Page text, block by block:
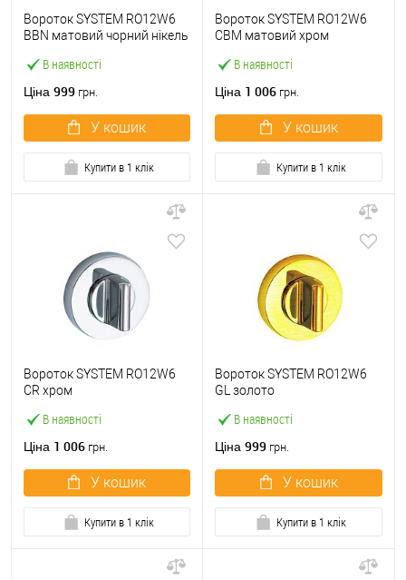
В наявності
Вороток SYSTEM RO12W6
BBN матовий чорний нікель
Ціна 999 грн.
У кошик
Купити в 1 клік
В наявності
Вороток SYSTEM RO12W6
CBM матовий хром
Ціна 1 006 грн.
У кошик
Купити в 1 клік
В наявності
Вороток SYSTEM RO12W6
CR хром
Ціна 1 006 грн.
У кошик
Купити в 1 клік
В наявності
Вороток SYSTEM RO12W6
GL золото
Ціна 999 грн.
У кошик
Купити в 1 клік